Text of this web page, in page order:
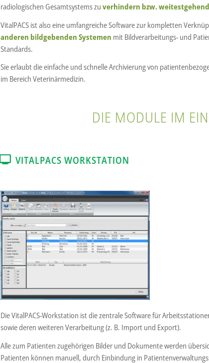
radiologischen Gesamtsystems zu verhindern bzw.
VitalPACS ist also eine umfangreiche Software zur kompletten
anderen bildgebenden Systemen mit Bildverarbeitungs- und
Standards.
Sie erlaubt die einfache und schnelle Archivierung von
im Bereich Veterinärmedizin.
DIE MODULE IM
VITALPACS WORKSTATION
Die VitalPACS-Workstation ist die zentrale Software für
sowie deren weiteren Verarbeitung (z. B. Import und Export).
Alle zum Patienten zugehörigen Bilder und Dokumente werden
Patienten können manuell, durch Einbindung in